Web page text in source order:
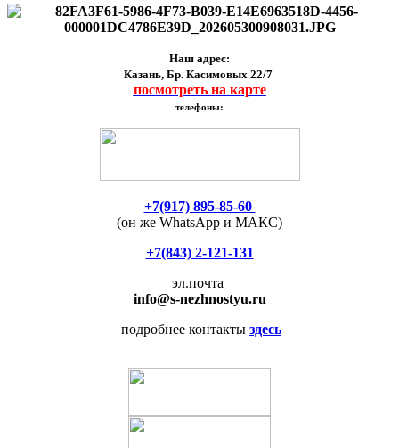
Наш адрес:
Казань, Бр. Касимовых 22/7
посмотреть на карте
телефоны:
+7(917) 895-85-60
(он же WhatsApp и МАКС)
+7(843) 2-121-131
эл.почта
info@s-nezhnostyu.ru
подробнее контакты здесь